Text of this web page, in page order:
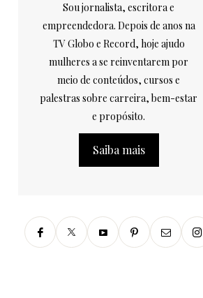
Sou jornalista, escritora e
empreendedora. Depois de anos na
TV Globo e Record, hoje ajudo
mulheres a se reinventarem por
meio de conteúdos, cursos e
palestras sobre carreira, bem-estar
e propósito.
Saiba mais